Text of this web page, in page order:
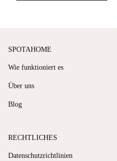
SPOTAHOME
Wie funktioniert es
Über uns
Blog
RECHTLICHES
Datenschutzrichtlinien